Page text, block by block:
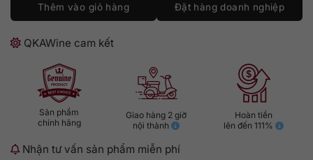
Thêm vào giỏ hàng Đặt hàng doanh nghiệp
QKAWine cam kết
Sản phẩm
chính hãng
Giao hàng 2 giờ
nội thành
Hoàn tiền
lên đến 111%
Nhận tư vấn sản phẩm miễn phí